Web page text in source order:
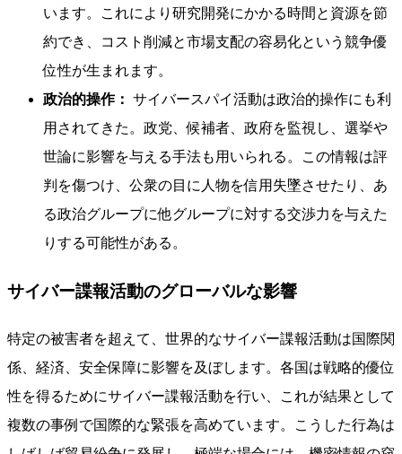
います。これにより研究開発にかかる時間と資源を節
約でき、コスト削減と市場支配の容易化という競争優
位性が生まれます。
政治的操作： サイバースパイ活動は政治的操作にも利
用されてきた。政党、候補者、政府を監視し、選挙や
世論に影響を与える手法も用いられる。この情報は評
判を傷つけ、公衆の目に人物を信用失墜させたり、あ
る政治グループに他グループに対する交渉力を与えた
りする可能性がある。
サイバー諜報活動のグローバルな影響
特定の被害者を超えて、世界的なサイバー諜報活動は国際関
係、経済、安全保障に影響を及ぼします。各国は戦略的優位
性を得るためにサイバー諜報活動を行い、これが結果として
複数の事例で国際的な緊張を高めています。こうした行為は